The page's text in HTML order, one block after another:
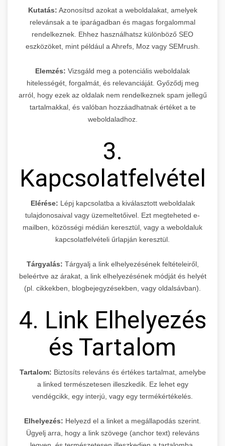
Kutatás: Azonosítsd azokat a weboldalakat, amelyek
relevánsak a te iparágadban és magas forgalommal
rendelkeznek. Ehhez használhatsz különböző SEO
eszközöket, mint például a Ahrefs, Moz vagy SEMrush.
Elemzés: Vizsgáld meg a potenciális weboldalak
hitelességét, forgalmát, és relevanciáját. Győződj meg
arról, hogy ezek az oldalak nem rendelkeznek spam jellegű
tartalmakkal, és valóban hozzáadhatnak értéket a te
weboldaladhoz.
3.
Kapcsolatfelvétel
Elérése: Lépj kapcsolatba a kiválasztott weboldalak
tulajdonosaival vagy üzemeltetőivel. Ezt megteheted e-
mailben, közösségi médián keresztül, vagy a weboldaluk
kapcsolatfelvételi űrlapján keresztül.
Tárgyalás: Tárgyalj a link elhelyezésének feltételeiről,
beleértve az árakat, a link elhelyezésének módját és helyét
(pl. cikkekben, blogbejegyzésekben, vagy oldalsávban).
4. Link Elhelyezés
és Tartalom
Tartalom: Biztosíts releváns és értékes tartalmat, amelybe
a linked természetesen illeszkedik. Ez lehet egy
vendégcikk, egy interjú, vagy egy termékértékelés.
Elhelyezés: Helyezd el a linket a megállapodás szerint.
Ügyelj arra, hogy a link szövege (anchor text) releváns